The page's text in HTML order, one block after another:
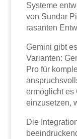
Systeme
von Sundar
rasanten
Gemini gibt
Varianten:
Pro für
ermöglicht es
einzusetzen,
Die